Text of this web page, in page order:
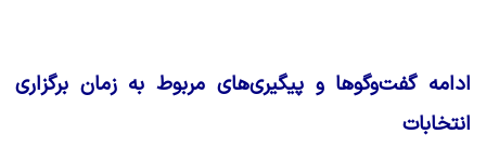
ادامه گفت‌وگوها و پیگیری‌های مربوط به زمان برگزاری
انتخابات